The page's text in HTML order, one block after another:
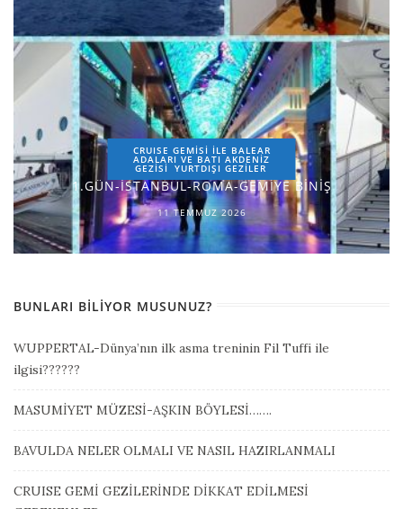
CRUISE GEMİSİ İLE BALEAR
ADALARI VE BATI AKDENİZ
GEZİSİ YURTDIŞI GEZILER
1.GÜN-İSTANBUL-ROMA-GEMİYE BİNİŞ
11 TEMMUZ 2026
BUNLARI BILIYOR MUSUNUZ?
WUPPERTAL-Dünya’nın ilk asma treninin Fil Tuffi ile
ilgisi??????
MASUMİYET MÜZESİ-AŞKIN BÖYLESİ…….
BAVULDA NELER OLMALI VE NASIL HAZIRLANMALI
CRUISE GEMİ GEZİLERİNDE DİKKAT EDİLMESİ